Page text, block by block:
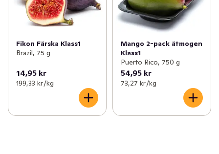
Fikon Färska Klass1
Brazil, 75 g
14,95 kr
199,33 kr /kg
Mango 2-pack ätmogen
Klass1
Puerto Rico, 750 g
54,95 kr
73,27 kr /kg